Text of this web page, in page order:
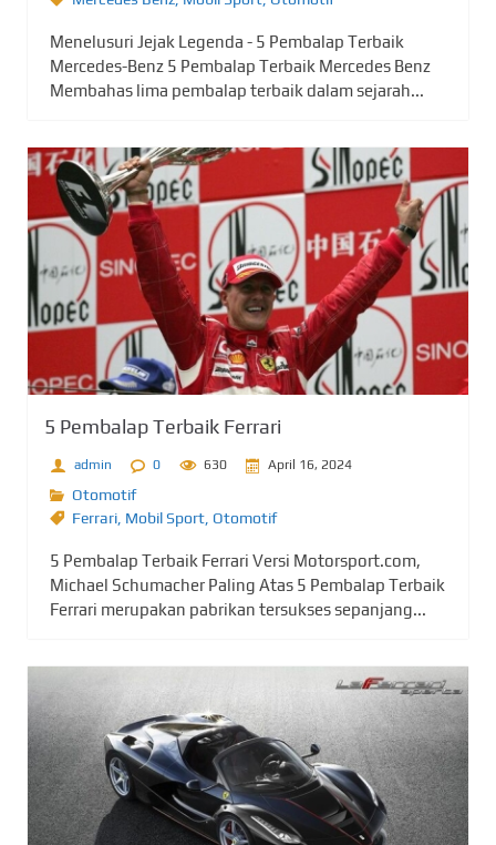
Menelusuri Jejak Legenda - 5 Pembalap Terbaik
Mercedes-Benz 5 Pembalap Terbaik Mercedes Benz
Membahas lima pembalap terbaik dalam sejarah...
5 Pembalap Terbaik Ferrari
admin 0 630 April 16, 2024
Otomotif
Ferrari Mobil Sport Otomotif
5 Pembalap Terbaik Ferrari Versi Motorsport.com,
Michael Schumacher Paling Atas 5 Pembalap Terbaik
Ferrari merupakan pabrikan tersukses sepanjang...